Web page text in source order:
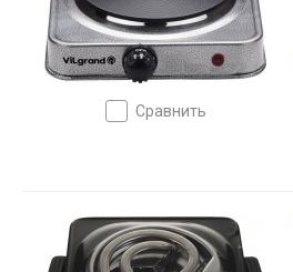
сравнить